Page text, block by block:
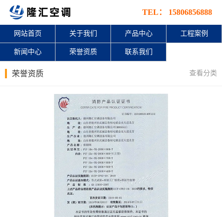
TEL： 15806856888
网站首页 关于我们 产品中心 工程案例
新闻中心 荣誉资质 联系我们
荣誉资质 查看分类